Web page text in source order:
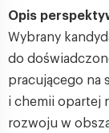
Opis
Wybrany
do
pracującego na
i chemii opartej
rozwoju w